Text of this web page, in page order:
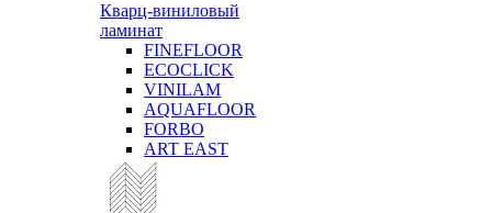
Кварц-виниловый
ламинат
FINEFLOOR
ECOCLICK
VINILAM
AQUAFLOOR
FORBO
ART EAST